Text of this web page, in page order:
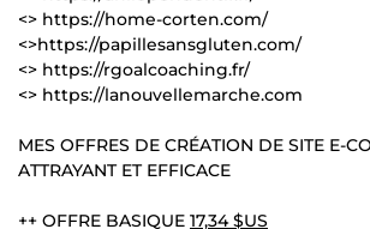
<> https://home-corten.com/
<>https://papillesansgluten.com/
<> https://rgoalcoaching.fr/
<> https://lanouvellemarche.com
MES OFFRES DE CRÉATION DE SITE E-
ATTRAYANT ET EFFICACE
++ OFFRE BASIQUE 17,34 $US